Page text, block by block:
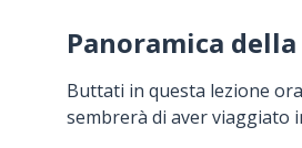
Panoramica
Buttati in questa lezione
sembrerà di aver viaggiato